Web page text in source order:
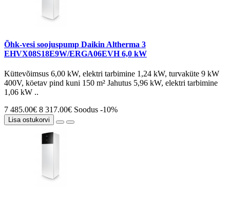
Õhk-vesi soojuspump Daikin Altherma 3
EHVX08S18E9W/ERGA06EVH 6,0 kW
Küttevõimsus 6,00 kW, elektri tarbimine 1,24 kW, turvaküte 9 kW
400V, köetav pind kuni 150 m² Jahutus 5,96 kW, elektri tarbimine
1,06 kW ..
7 485.00€ 8 317.00€ Soodus -10%
Lisa ostukorvi